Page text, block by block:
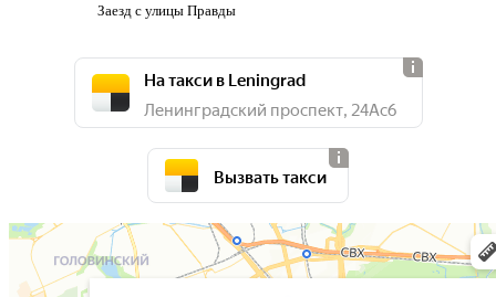
Заезд с улицы Правды
На такси в Leningrad
Ленинградский проспект, 24Ас6
Вызвать такси